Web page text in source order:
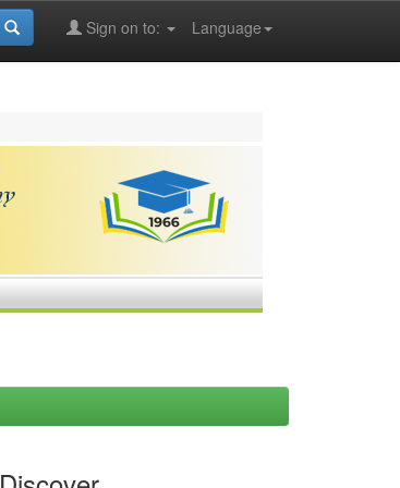
Language
Sign on to: